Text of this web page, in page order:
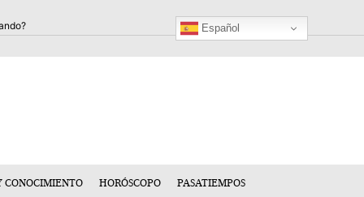
Español
CONOCIMIENTO HORÓSCOPO PASATIEMPOS